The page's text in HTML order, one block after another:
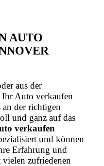
AUTO
aus der
Auto verkaufen
der richtigen
und ganz auf das
verkaufen
und können
Erfahrung und
zufriedenen